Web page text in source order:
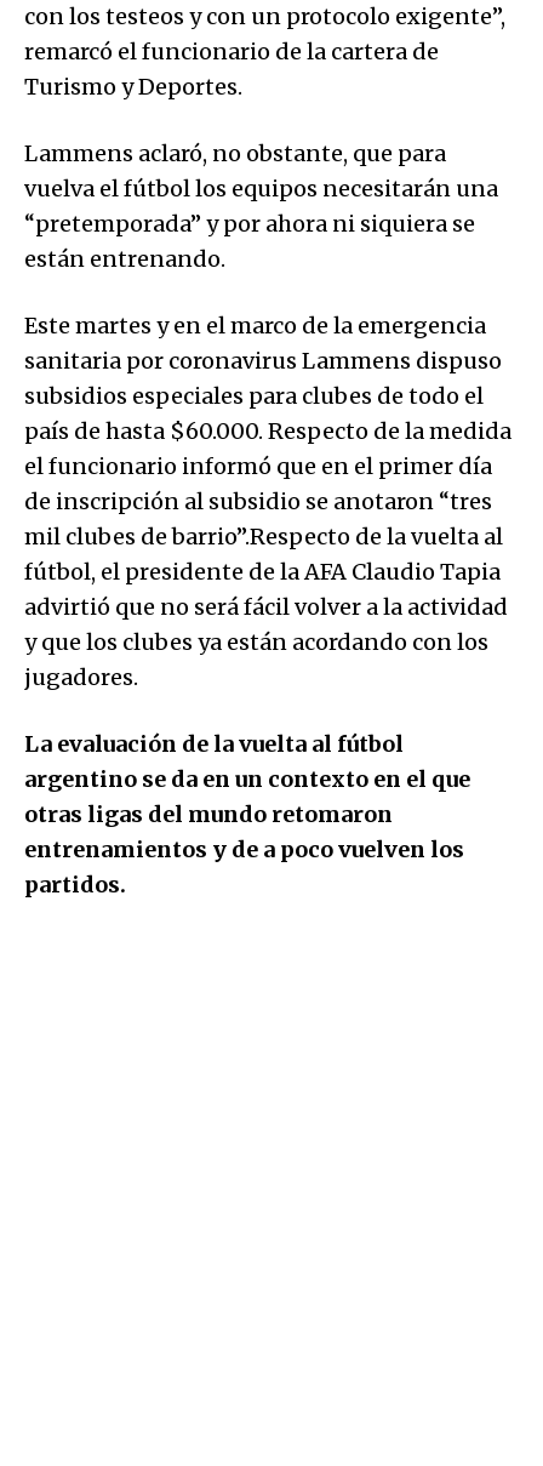
con los testeos y con un protocolo exigente”,
remarcó el funcionario de la cartera de
Turismo y Deportes.
Lammens aclaró, no obstante, que para
vuelva el fútbol los equipos necesitarán una
“pretemporada” y por ahora ni siquiera se
están entrenando.
Este martes y en el marco de la emergencia
sanitaria por coronavirus Lammens dispuso
subsidios especiales para clubes de todo el
país de hasta $60.000. Respecto de la medida
el funcionario informó que en el primer día
de inscripción al subsidio se anotaron “tres
mil clubes de barrio”.Respecto de la vuelta al
fútbol, el presidente de la AFA Claudio Tapia
advirtió que no será fácil volver a la actividad
y que los clubes ya están acordando con los
jugadores.
La evaluación de la vuelta al fútbol
argentino se da en un contexto en el que
otras ligas del mundo retomaron
entrenamientos y de a poco vuelven los
partidos.